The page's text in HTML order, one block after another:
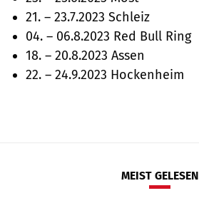
21. – 23.7.2023 Schleiz
04. – 06.8.2023 Red Bull Ring
18. – 20.8.2023 Assen
22. – 24.9.2023 Hockenheim
MEIST GELESEN